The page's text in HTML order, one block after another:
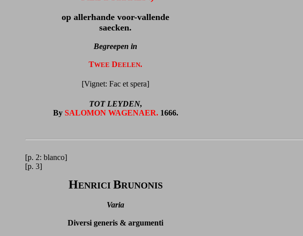
op allerhande voor-vallende
saecken.
Begreepen in
TWEE DEELEN.
[Vignet: Fac et spera]
TOT LEYDEN,
By SALOMON WAGENAER.1666.
[p. 2: blanco]
[p. 3]
HENRICI BRUNONIS
Varia
Diversi generis & argumenti